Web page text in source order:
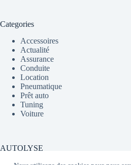
Categories
Accessoires
Actualité
Assurance
Conduite
Location
Pneumatique
Prêt auto
Tuning
Voiture
AUTOLYSE